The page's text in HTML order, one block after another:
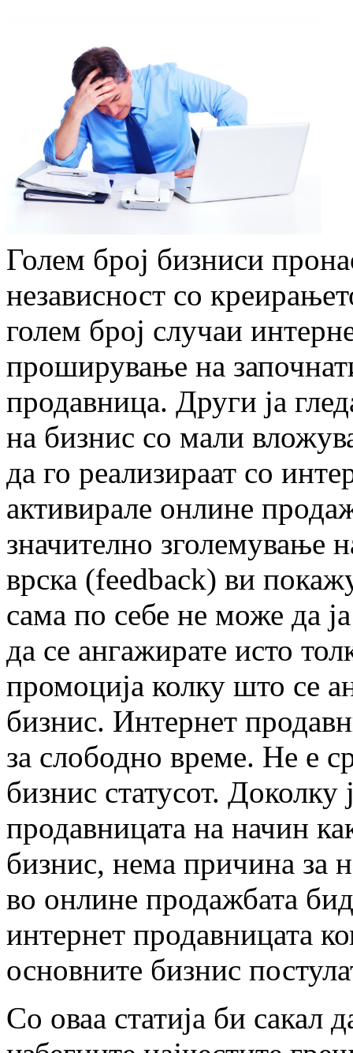
Голем број бизниси
независност со
голем број случаи
проширување на
продавница. Други ја
на бизнис со мали
да го реализираат со
активирале онлине
значително зголемување
врска (fеedback) ви
сама по себе не може да
да се ангажирате исто
промоција колку што се
бизнис. Интернет
за слободно време. Не е
бизнис статусот. Доколку
продавницата на начин
бизнис, нема причина за
во онлине продажбата
интернет продавницата
основните бизнис
Со оваа статија би сакал